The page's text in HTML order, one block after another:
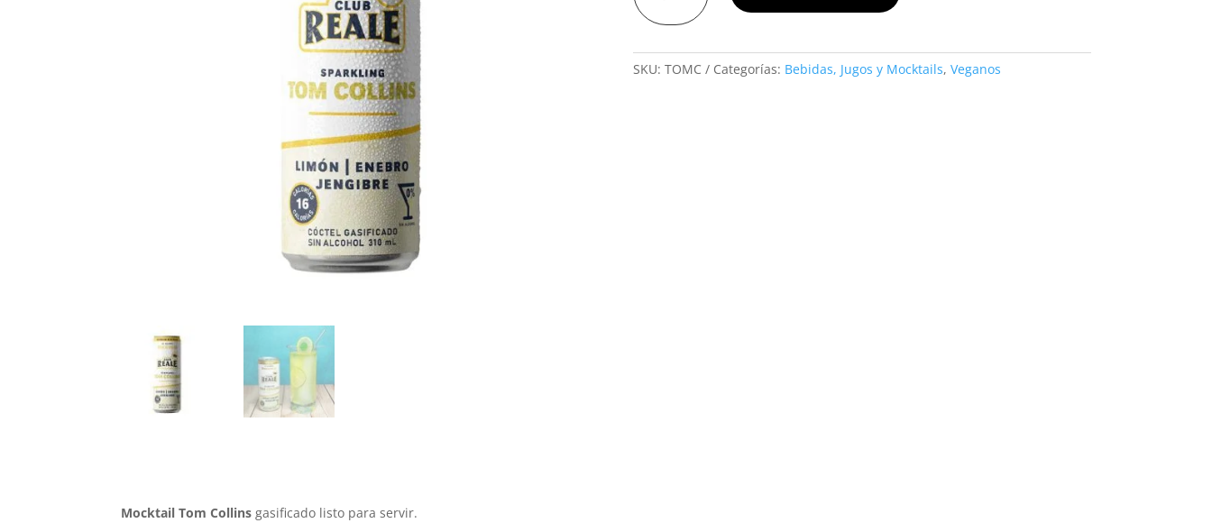
Collins
Club
Reale
310cc
SKU: TOMC Categorías: Bebidas, Jugos y Mocktails, Veganos
Mocktail Tom Collins gasificado listo para servir.